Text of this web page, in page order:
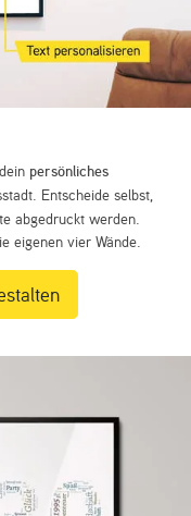
persönliches
Entscheide selbst,
abgedruckt werden.
eigenen vier Wände.